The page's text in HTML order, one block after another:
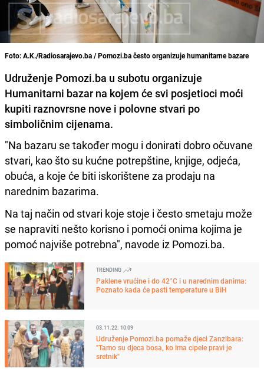
Foto: A.K./Radiosarajevo.ba / Pomozi.ba često organizuje humanitarne bazare
Udruženje Pomozi.ba u subotu organizuje
Humanitarni bazar na kojem će svi posjetioci moći
kupiti raznovrsne nove i polovne stvari po
simboličnim cijenama.
"Na bazaru se također mogu i donirati dobro očuvane
stvari, kao što su kućne potrepštine, knjige, odjeća,
obuća, a koje će biti iskorištene za prodaju na
narednim bazarima.
Na taj način od stvari koje stoje i često smetaju može
se napraviti nešto korisno i pomoći onima kojima je
pomoć najviše potrebna", navode iz Pomozi.ba.
TRENDING
Paklene vrućine i do 42°C i u narednim danima:
Poznato kada će pasti temperature u BiH
03.11.22. 10:09
Udruženje Pomozi.ba pomaže djeci Zanzibara:
"Tamo su djeca bosa, ko ima cipele pravi je
sretnik"